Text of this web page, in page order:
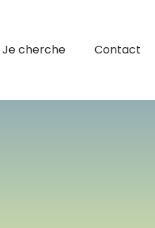
Je cherche Contact